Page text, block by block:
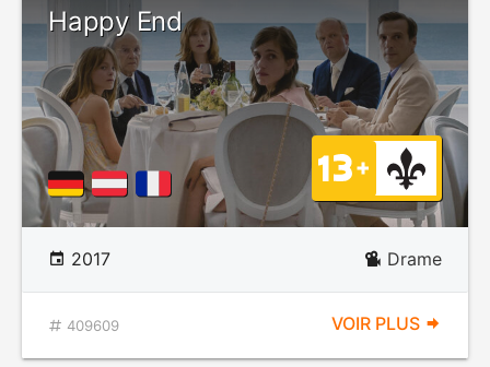
Happy End
2017 Drame
409609 VOIR PLUS